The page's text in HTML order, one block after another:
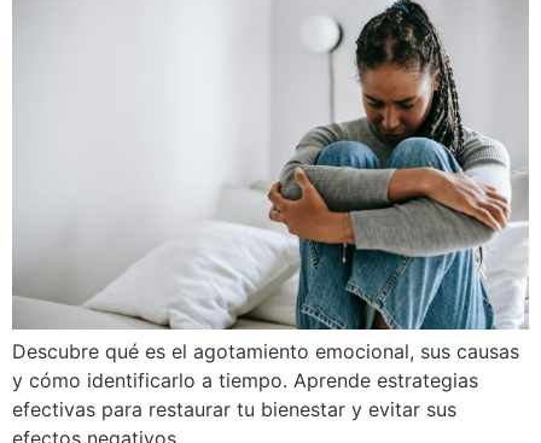
Descubre qué es el agotamiento emocional, sus causas
y cómo identificarlo a tiempo. Aprende estrategias
efectivas para restaurar tu bienestar y evitar sus
efectos negativos.